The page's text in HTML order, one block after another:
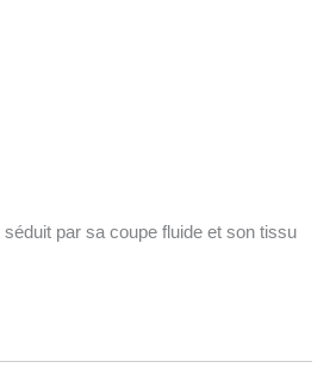
séduit par sa coupe fluide et son tissu